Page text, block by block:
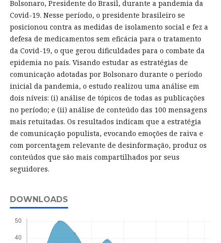
Bolsonaro, Presidente do Brasil, durante a pandemia da
Covid-19. Nesse período, o presidente brasileiro se
posicionou contra as medidas de isolamento social e fez a
defesa de medicamentos sem eficácia para o tratamento
da Covid-19, o que gerou dificuldades para o combate da
epidemia no país. Visando estudar as estratégias de
comunicação adotadas por Bolsonaro durante o período
inicial da pandemia, o estudo realizou uma análise em
dois níveis: (i) análise de tópicos de todas as publicações
no período; e (ii) análise de conteúdo das 100 mensagens
mais retuitadas. Os resultados indicam que a estratégia
de comunicação populista, evocando emoções de raiva e
com porcentagem relevante de desinformação, produz os
conteúdos que são mais compartilhados por seus
seguidores.
DOWNLOADS